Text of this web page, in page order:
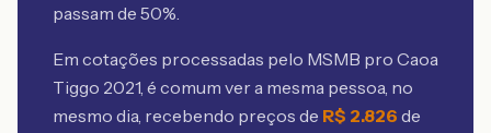
passam de 50%.
Em cotações processadas pelo MSMB pro Caoa
Tiggo 2021, é comum ver a mesma pessoa, no
mesmo dia, recebendo preços de R$ 2.826 de